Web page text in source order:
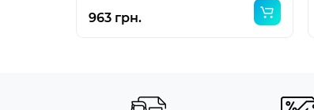
963 грн.